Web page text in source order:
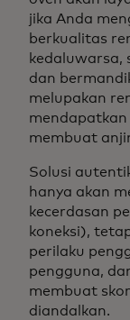
jika Anda
berkualitas
kedaluwarsa,
dan
melupakan
membuat
Solusi
hanya akan
kecerdasan
koneksi),
perilaku
pengguna,
membuat
diandalkan.